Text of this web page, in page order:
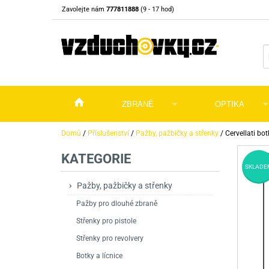
Zavolejte nám 777811888 (9 - 17 hod)
ZBRANĚ
Vzduchovky Vzduchovky na
Příslušenství pro
Vzduchovky PCP
Vzduchové pistole a revolveryPříslušenství
Plynové pistole a revolvery
Perkusní zbraně
Nože
OPTIKA
Puškohledy
Dalekohledy a
Kolimátory, lasery
Domů / Příslušenství / Pažby, pažbičky a střenky / Cervellati
KATEGORIE
Pažby, pažbičky a střenky
Pažby pro dlouhé zbraně
Střenky pro pistole
Střenky pro revolvery
Botky a lícnice